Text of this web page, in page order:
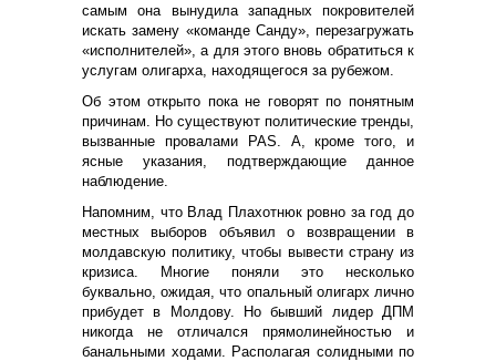
самым она вынудила западных покровителей
искать замену «команде Санду», перезагружать
«исполнителей», а для этого вновь обратиться к
услугам олигарха, находящегося за рубежом.
Об этом открыто пока не говорят по понятным
причинам. Но существуют политические тренды,
вызванные провалами PAS. А, кроме того, и
ясные указания, подтверждающие данное
наблюдение.
Напомним, что Влад Плахотнюк ровно за год до
местных выборов объявил о возвращении в
молдавскую политику, чтобы вывести страну из
кризиса. Многие поняли это несколько
буквально, ожидая, что опальный олигарх лично
прибудет в Молдову. Но бывший лидер ДПМ
никогда не отличался прямолинейностью и
банальными ходами. Располагая солидными по